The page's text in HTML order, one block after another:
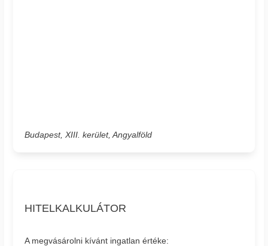
Budapest, XIII. kerület, Angyalföld
HITELKALKULÁTOR
A megvásárolni kívánt ingatlan értéke: